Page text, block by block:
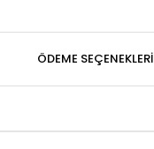
ÖDEME SEÇENEKLERI